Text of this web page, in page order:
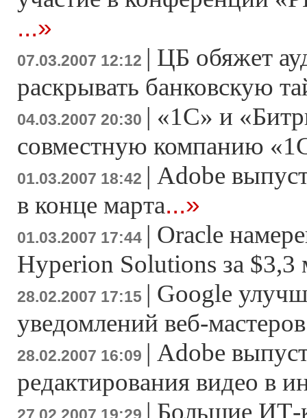
...»
07.03.2007 12:12 | ЦБ обяжет
раскрывать банковскую
04.03.2007 20:30 | «1С» и
совместную компанию
01.03.2007 18:42 | Adobe
в конце марта...»
01.03.2007 17:44 | Oracle
Hyperion Solutions за
28.02.2007 17:15 | Google
уведомлений веб-мастеров
28.02.2007 16:09 | Adobe
редактирования видео в
| Большие ИТ-